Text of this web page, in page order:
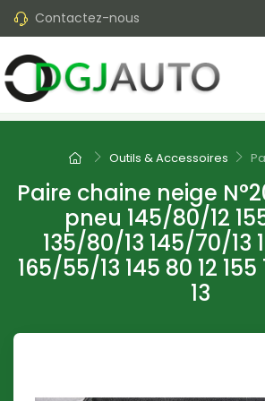
Contactez-nous
Outils & Accessoires
Paire chaine neige
pneu 145/80/12
135/80/13 145/70/13
165/55/13 145 80 12 155
13